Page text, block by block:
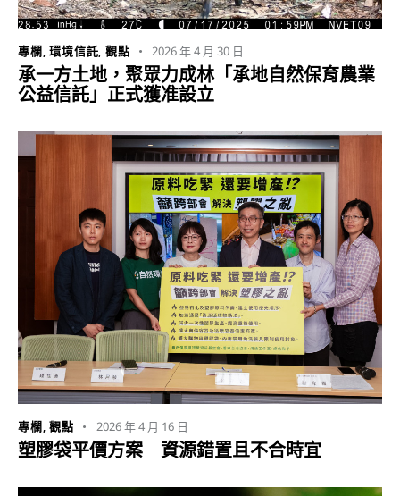
專欄,環境信託,觀點 2026 年 4 月 30 日
承一方土地，聚眾力成林「承地自然保育農業
公益信託」正式獲准設立
專欄 ,觀點 2026 年 4 月 16 日
塑膠袋平價方案 資源錯置且不合時宜